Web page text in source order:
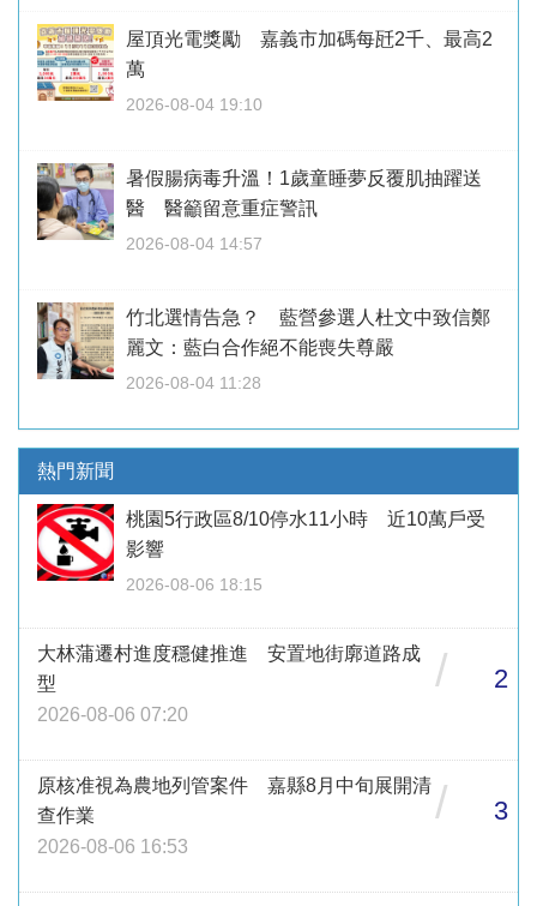
屋頂光電獎勵 嘉義市加碼每瓩2千、最高2
萬
2026-08-04 19:10
暑假腸病毒升溫！1歲童睡夢反覆肌抽躍送
醫 醫籲留意重症警訊
2026-08-04 14:57
竹北選情告急？ 藍營參選人杜文中致信鄭
麗文：藍白合作絕不能喪失尊嚴
2026-08-04 11:28
熱門新聞
桃園5行政區8/10停水11小時 近10萬戶受
影響
2026-08-06 18:15
大林蒲遷村進度穩健推進 安置地街廓道路成
型
2026-08-06 07:20
/ 2
原核准視為農地列管案件 嘉縣8月中旬展開清
查作業
2026-08-06 16:53
/ 3